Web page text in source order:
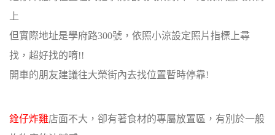
上
但實際地址是學府路300號，依照小涼設定照片指標上尋
找，超好找的唷!!
開車的朋友建議往大榮街內去找位置暫時停靠!
銓仔炸雞店面不大，卻有著食材的專屬放置區，有別於一般